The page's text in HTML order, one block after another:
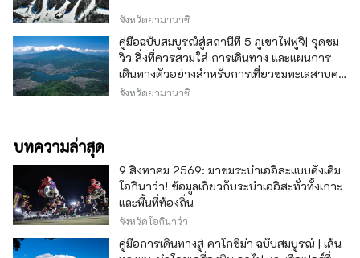
จังหวัดยามานาชิ
คู่มือฉบับสมบูรณ์สู่สถานีที่ 5 ภูเขาไฟฟูจิ| จุดชม
วิว สิ่งที่ควรสวมใส่ การเดินทาง และแผนการ
เดินทางตัวอย่างสำหรับการเที่ยวชมทะเลสาบคา
วากุจิ
จังหวัดยามานาชิ
บทความล่าสุด
9 สิงหาคม 2569: มาชมระบำเออิสะแบบดั้งเดิม
โอกินาว่า! ข้อมูลเกี่ยวกับระบำเออิสะทั่วทั้งเกาะ
และพื้นที่ท้องถิ่น
จังหวัดโอกินาว่า
คู่มือการเดินทางสู่ คาโกชิม่า ฉบับสมบูรณ์ | เส้น